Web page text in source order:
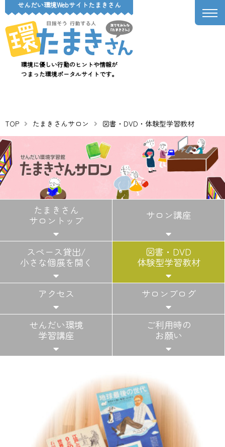
せんだい環境Webサイトたまきさん
環境に優しい行動のヒントや情報が
つまった環境ポータルサイトです。
TOP たまきさんサロン 図書・DVD・体験型学習教材
たまきさん
サロントップ
サロン講座
スペース貸出/
小さな個展を開く
図書・DVD
体験型学習教材
アクセス サロンブログ
せんだい環境
学習講座
ご利用時の
お願い